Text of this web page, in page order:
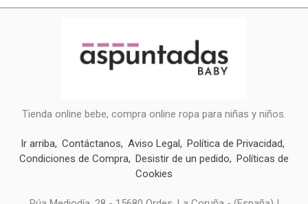
Tienda online bebe, compra online ropa para niñas y niños.
Ir arriba Contáctanos Aviso Legal
Política de Privacidad
Condiciones de Compra Desistir de un pedido
Políticas de
Cookies